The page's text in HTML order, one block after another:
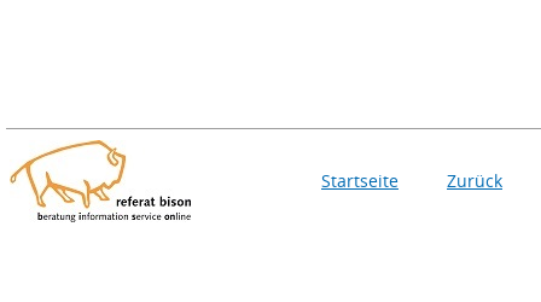
Startseite Zurück